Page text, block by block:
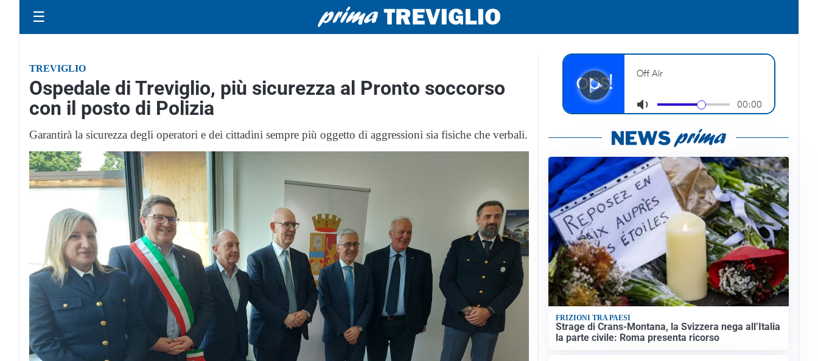
☰
TREVIGLIO
Ospedale di Treviglio, più sicurezza al Pronto soccorso
con il posto di Polizia
Garantirà la sicurezza degli operatori e dei cittadini sempre più oggetto di aggressioni sia fisiche che verbali.
FRIZIONI TRA PAESI
Strage di Crans-Montana, la Svizzera nega all’Italia
la parte civile: Roma presenta ricorso